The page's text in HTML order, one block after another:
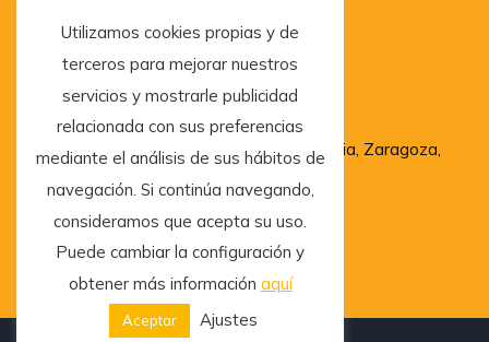
Delegaciones
Madrid, Barcelona, San Sebastián, Valencia, Zaragoza,
Granada, Vigo, Salamanca y Sevilla
Utilizamos cookies propias y de
terceros para mejorar nuestros
servicios y mostrarle publicidad
relacionada con sus preferencias
mediante el análisis de sus hábitos de
navegación. Si continúa navegando,
consideramos que acepta su uso.
Puede cambiar la configuración y
obtener más información aquí
Aceptar Ajustes